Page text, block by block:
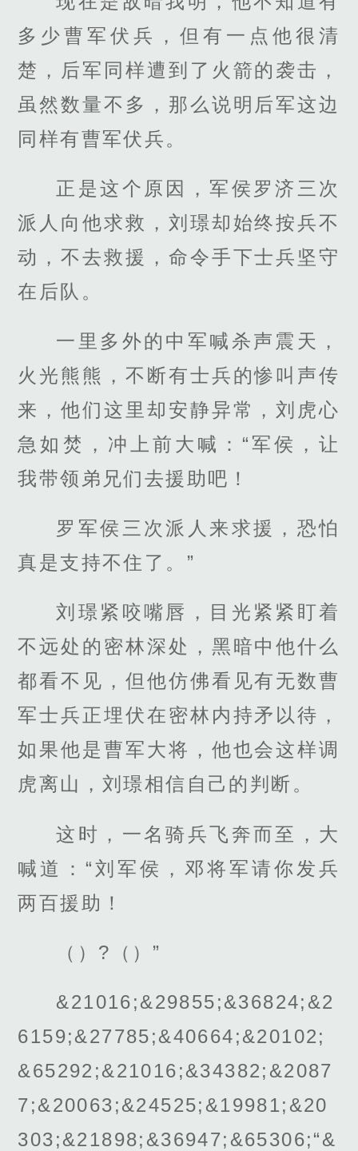
多少曹军伏兵，但有一点他很清
楚，后军同样遭到了火箭的袭击，
虽然数量不多，那么说明后军这边
同样有曹军伏兵。
正是这个原因，军侯罗济三次
派人向他求救，刘璟却始终按兵不
动，不去救援，命令手下士兵坚守
在后队。
一里多外的中军喊杀声震天，
火光熊熊，不断有士兵的惨叫声传
来，他们这里却安静异常，刘虎心
急如焚，冲上前大喊：“军侯，让
我带领弟兄们去援助吧！
罗军侯三次派人来求援，恐怕
真是支持不住了。”
刘璟紧咬嘴唇，目光紧紧盯着
不远处的密林深处，黑暗中他什么
都看不见，但他仿佛看见有无数曹
军士兵正埋伏在密林内持矛以待，
如果他是曹军大将，他也会这样调
虎离山，刘璟相信自己的判断。
这时，一名骑兵飞奔而至，大
喊道：“刘军侯，邓将军请你发兵
两百援助！
（）?（）”
&21016;&29855;&36824;&2
6159;&27785;&40664;&20102;
&65292;&21016;&34382;&2087
7;&20063;&24525;&19981;&20
303;&21898;&36947;&65306;“&